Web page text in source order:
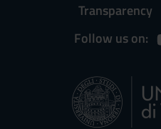
Transparency
Follow us on: